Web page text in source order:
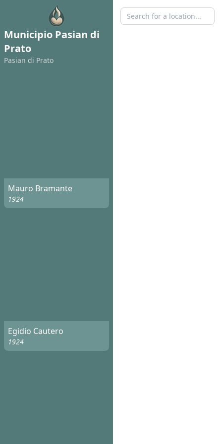
Municipio Pasian di
Prato
Pasian di Prato
Mauro Bramante
1924
Egidio Cautero
1924